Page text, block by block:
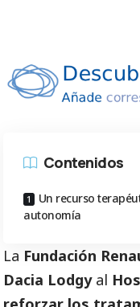
Contenidos
Un recurso
autonomía
La Fundación
Dacia Lodgyal